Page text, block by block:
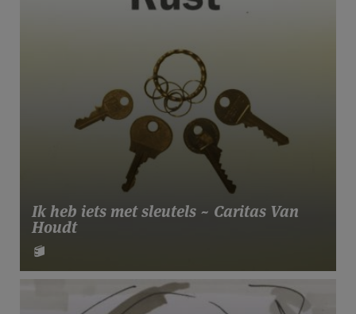
Ik heb iets met sleutels ~ Caritas Van
Houdt